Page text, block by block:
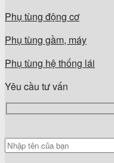
Phụ tùng động cơ
Phụ tùng gầm, máy
Phụ tùng hệ thống lái
Yêu cầu tư vấn